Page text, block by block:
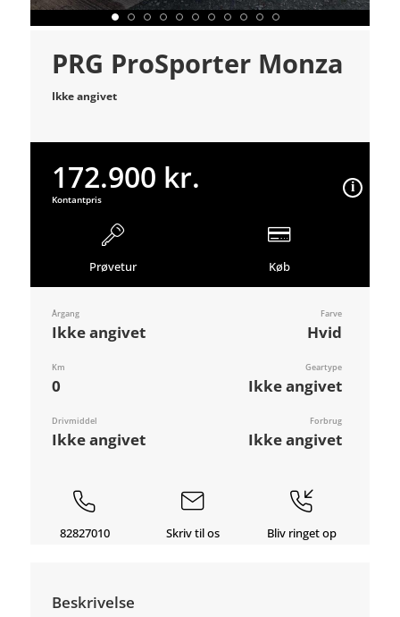
PRG ProSporter Monza
Ikke angivet
172.900 kr.
Kontantpris
Prøvetur Køb
Årgang
Ikke angivet
Farve
Hvid
Km
0
Geartype
Ikke angivet
Drivmiddel
Ikke angivet
Forbrug
Ikke angivet
82827010 Skriv til os Bliv ringet op
Beskrivelse